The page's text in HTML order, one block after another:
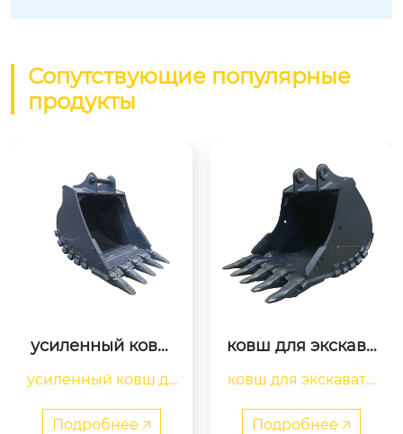
Сопутствующие популярные
продукты
ковш для экскава
ковш для экскавато
стандартный, транш
Подробнее 🡥
гидравлический
а
чтобы уменьшить в
ывания материала,
Подробнее 🡥